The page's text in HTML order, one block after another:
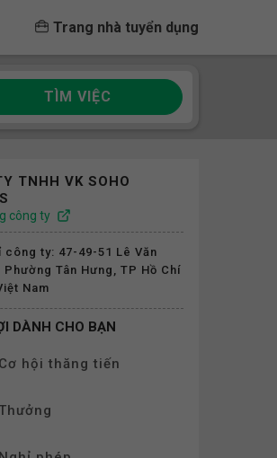
Trang nhà tuyển dụng
TÌM VIỆC
TNHH VK SOHO
công ty
ty: 47-49-51 Lê Văn
Phường Tân Hưng, TP Hồ Chí
Nam
DÀNH CHO BẠN
Cơ hội thăng tiến
Thưởng